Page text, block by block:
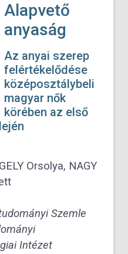
Alapvető
anyaság
Az anyai szerep
felértékelődése
középosztálybeli
magyar nők
körében az első
Orsolya, NAGY
Szemle
Intézet